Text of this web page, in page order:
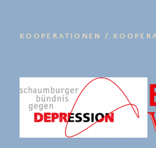
KOOPERATIONEN /